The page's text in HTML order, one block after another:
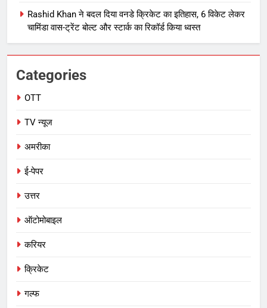
Rashid Khan ने बदल दिया वनडे क्रिकेट का इतिहास, 6 विकेट लेकर
चामिंडा वास-ट्रेंट बोल्ट और स्टार्क का रिकॉर्ड किया ध्वस्त
Categories
OTT
TV न्यूज
अमरीका
ई-पेपर
उत्तर
ऑटोमोबाइल
करियर
क्रिकेट
गल्फ